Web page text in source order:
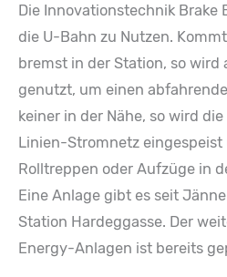
Die Innovationstechnik Brake
die U-Bahn zu Nutzen.
bremst in der Station, so wird
genutzt, um einen
keiner in der Nähe, so wird
Linien-Stromnetz eingespeist
Rolltreppen oder Aufzüge in
Eine Anlage gibt es seit
Station Hardeggasse. Der
Energy-Anlagen ist bereits